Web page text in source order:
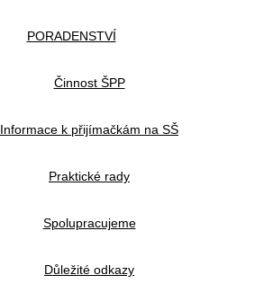
PORADENSTVÍ
Činnost ŠPP
Informace k přijímačkám na SŠ
Praktické rady
Spolupracujeme
Důležité odkazy